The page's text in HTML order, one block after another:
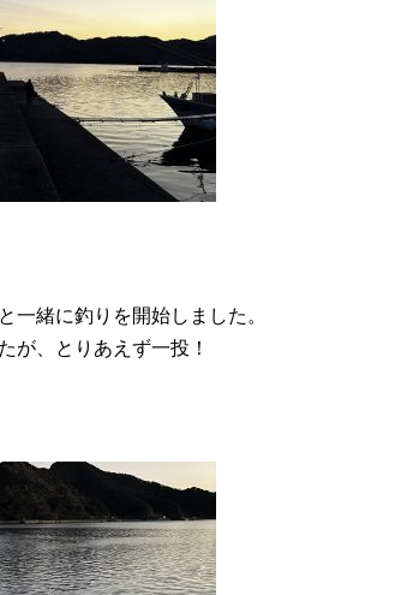
一緒に釣りを開始しました。
が、とりあえず一投！